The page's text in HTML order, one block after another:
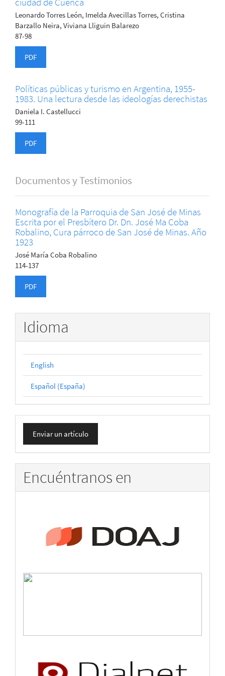
Leonardo Torres León, Imelda Avecillas Torres, Cristina
Barzallo Neira, Viviana Lliguin Balarezo
87-98
PDF
Políticas públicas y turismo en Argentina, 1955-
1983. Una lectura desde las ideologías derechistas
Daniela I. Castellucci
99-111
PDF
Documentos y Testimonios
Monografía de la Parroquia de San José de Minas
Escrita por el Presbítero Dr. Dn. José Ma Coba
Robalino, Cura párroco de San José de Minas. Año
1923
José María Coba Robalino
114-137
PDF
Idioma
English
Español (España)
Enviar
un
artículo
Enviar un artículo
Encuéntranos en